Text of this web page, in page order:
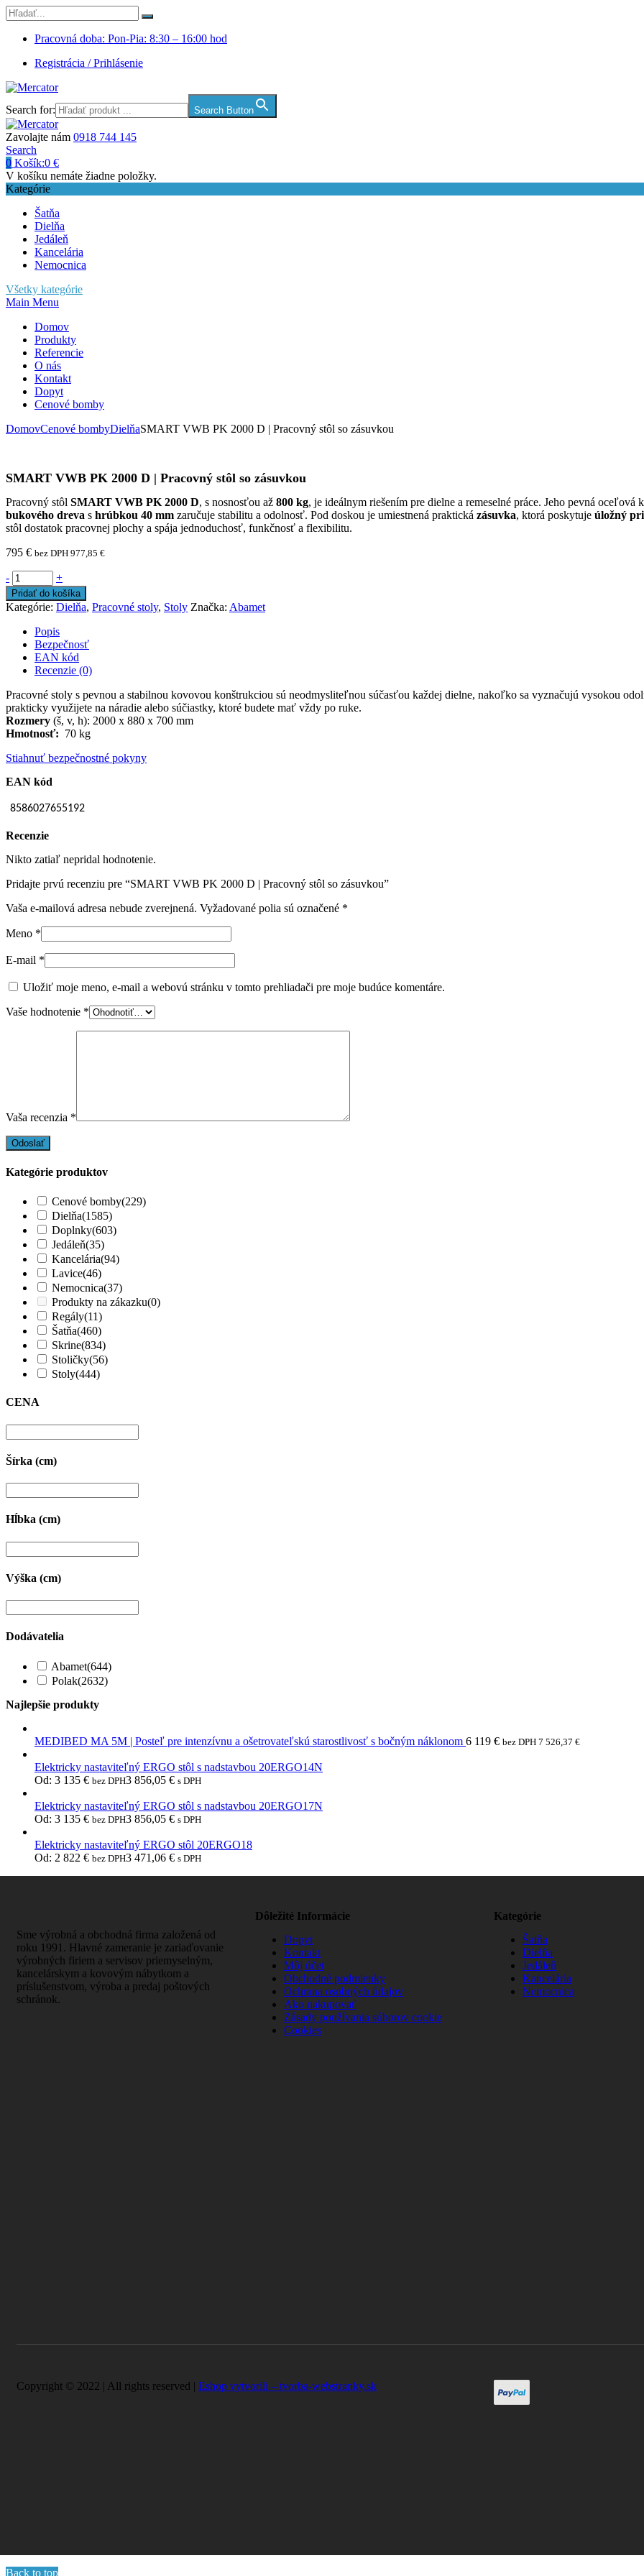
Pracovná doba: Pon-Pia: 8:30 – 16:00 hod
Registrácia / Prihlásenie
Search for: Search Button
Zavolajte nám 0918 744 145
Search
0 Košík:0 €
V košíku nemáte žiadne položky.
Kategórie
Šatňa
Dielňa
Jedáleň
Kancelária
Nemocnica
Všetky kategórie
Main Menu
Domov
Produkty
Referencie
O nás
Kontakt
Dopyt
Cenové bomby
DomovCenové bombyDielňaSMART VWB PK 2000 D | Pracovný stôl so zásuvkou
SMART VWB PK 2000 D | Pracovný stôl so zásuvkou
Pracovný stôl SMART VWB PK 2000 D, s nosnosťou až 800 kg, je ideálnym riešením pre dielne a remeselné práce. Jeho pevná
bukového dreva s hrúbkou 40 mm zaručuje stabilitu a odolnosť. Pod doskou je umiestnená praktická zásuvka, ktorá poskytuje úložný
stôl dostatok pracovnej plochy a spája jednoduchosť, funkčnosť a flexibilitu.
795 € bez DPH 977,85 €
- +
Pridať do košíka
Kategórie: Dielňa, Pracovné stoly, Stoly Značka: Abamet
Popis
Bezpečnosť
EAN kód
Recenzie (0)
Pracovné stoly s pevnou a stabilnou kovovou konštrukciou sú neodmysliteľnou súčasťou každej dielne, nakoľko sa vyznačujú vysokou
prakticky využijete na náradie alebo súčiastky, ktoré budete mať vždy po ruke.
Rozmery (š, v, h): 2000 x 880 x 700 mm
Hmotnosť: 70 kg
Stiahnuť bezpečnostné pokyny
EAN kód
8586027655192
Recenzie
Nikto zatiaľ nepridal hodnotenie.
Pridajte prvú recenziu pre “SMART VWB PK 2000 D | Pracovný stôl so zásuvkou”
Vaša e-mailová adresa nebude zverejnená. Vyžadované polia sú označené *
Meno *
E-mail *
Uložiť moje meno, e-mail a webovú stránku v tomto prehliadači pre moje budúce komentáre.
Vaše hodnotenie *
Vaša recenzia *
Kategórie produktov
Cenové bomby(229)
Dielňa(1585)
Doplnky(603)
Jedáleň(35)
Kancelária(94)
Lavice(46)
Nemocnica(37)
Produkty na zákazku(0)
Regály(11)
Šatňa(460)
Skrine(834)
Stoličky(56)
Stoly(444)
CENA
Šírka (cm)
Hĺbka (cm)
Výška (cm)
Dodávatelia
Abamet(644)
Polak(2632)
Najlepšie produkty
MEDIBED MA 5M | Posteľ pre intenzívnu a ošetrovateľskú starostlivosť s bočným náklonom 6 119 € bez DPH 7 526,37 €
Elektricky nastaviteľný ERGO stôl s nadstavbou 20ERGO14N
Od: 3 135 € bez DPH3 856,05 € s DPH
Elektricky nastaviteľný ERGO stôl s nadstavbou 20ERGO17N
Od: 3 135 € bez DPH3 856,05 € s DPH
Elektricky nastaviteľný ERGO stôl 20ERGO18
Od: 2 822 € bez DPH3 471,06 € s DPH
Sme výrobná a obchodná firma založená od
roku 1991. Hlavné zameranie je zariaďovanie
výrobných firiem a servisov priemyselným,
kancelárskym a kovovým nábytkom a
príslušenstvom, výroba a predaj poštových
schránok.
Dôležité Informácie
Dopyt
Kontakt
Môj účet
Obchodné podmienky
Ochrana osobných údajov
Ako nakupovať
Zásady používania súborov cookie
Cookies
Kategórie
Šatňa
Dielňa
Jedáleň
Kancelária
Nemocnica
Copyright © 2022 | All rights reserved | Eshop vytvorili – tvorba-webstranky.sk
Back to top